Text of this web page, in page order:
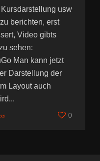
usw
berichten, erst
Video gibts
sehen:
Man kann jetzt
Darstellung der
Layout auch
0